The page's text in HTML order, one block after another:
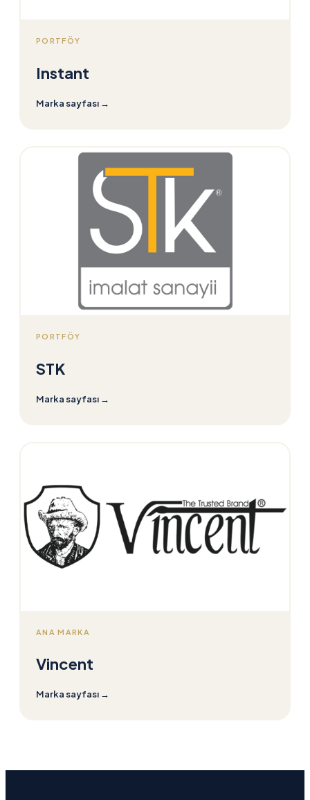
PORTFÖY
Instant
Marka sayfası →
PORTFÖY
STK
Marka sayfası →
ANA MARKA
Vincent
Marka sayfası →